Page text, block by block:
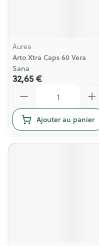
Aurea
Arto Xtra Caps 60 Vera
Sana
32,65 €
Ajouter au panier